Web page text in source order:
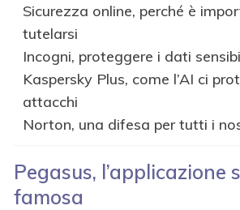
Sicurezza online, perché è
tutelarsi
Incogni, proteggere i dati
Kaspersky Plus, come l’AI ci
attacchi
Norton, una difesa per tutti i
Pegasus, l’applicazione
famosa